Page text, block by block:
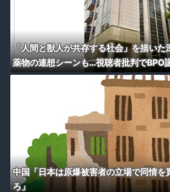
「人間と獣人が共存する社会」を描いた
薬物の連想シーンも…視聴者批判でBPO
中国「日本は原爆被害者の立場で同情を
ろ」